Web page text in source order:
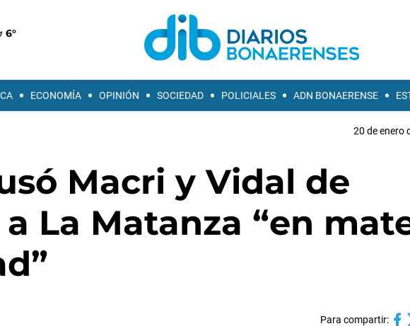
6°
ECONOMÍA OPINIÓN SOCIEDAD POLICIALES ADN BONAERENSE
20 de enero
Macri y Vidal de
La Matanza “en
Para compartir: